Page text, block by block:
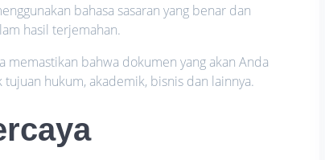
bahasa sasaran yang benar dan
hasil terjemahan.
bahwa dokumen yang akan Anda
hukum, akademik, bisnis dan lainnya.